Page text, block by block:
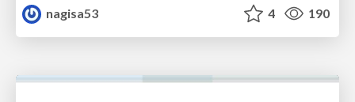
nagisa53
4 190